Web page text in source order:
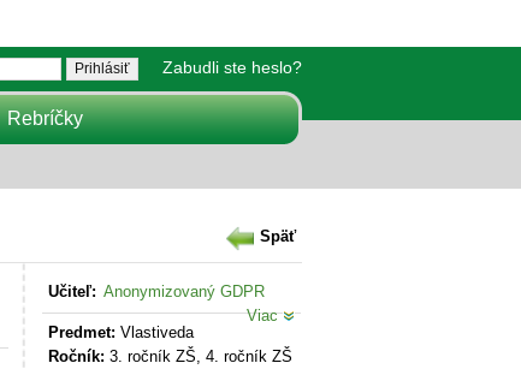
Zabudli ste heslo?
Rebríčky
Späť
Učiteľ: Anonymizovaný GDPR
Viac
Predmet: Vlastiveda
Ročník: 3. ročník ZŠ, 4. ročník ZŠ